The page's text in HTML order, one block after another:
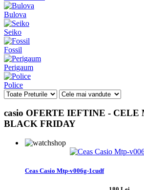
Bulova
Seiko
Fossil
Perigaum
Police
casio OFERTE IEFTINE - CELE
BLACK FRIDAY
Ceas Casio Mtp-v006g-1cudf